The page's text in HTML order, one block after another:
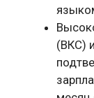
(ВКС)